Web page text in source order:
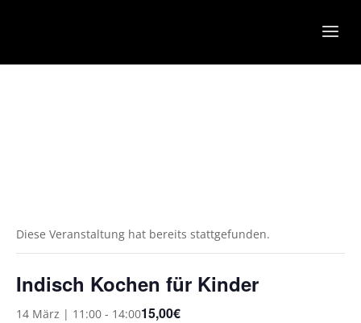
Diese Veranstaltung hat bereits stattgefunden.
Indisch Kochen für Kinder
14 März | 11:00 - 14:0015,00€